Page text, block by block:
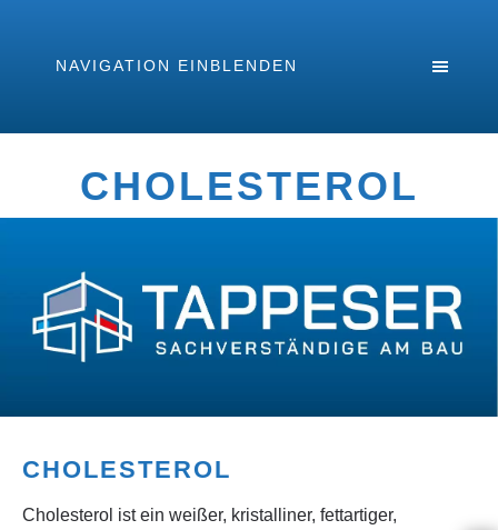
NAVIGATION EINBLENDEN
CHOLESTEROL
CHOLESTEROL
Cholesterol ist ein weißer, kristalliner, fettartiger,